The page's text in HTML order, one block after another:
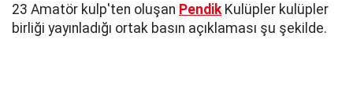
23 Amatör kulp'ten oluşan Pendik Kulüpler kulüpler
birliği yayınladığı ortak basın açıklaması şu şekilde.